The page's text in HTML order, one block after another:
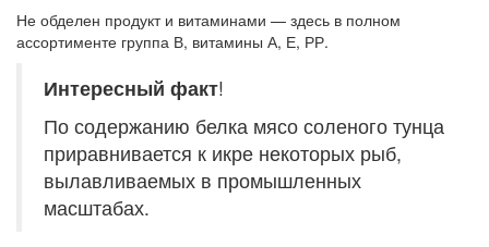
Не обделен продукт и витаминами — здесь в полном
ассортименте группа В, витамины А, Е, РР.
Интересный факт!
По содержанию белка мясо соленого тунца
приравнивается к икре некоторых рыб,
вылавливаемых в промышленных
масштабах.